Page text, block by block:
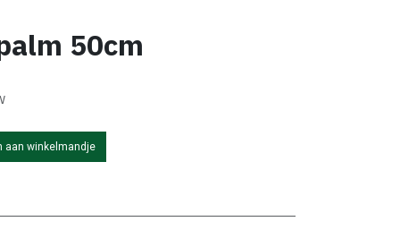
50cm
aan winkelmandje